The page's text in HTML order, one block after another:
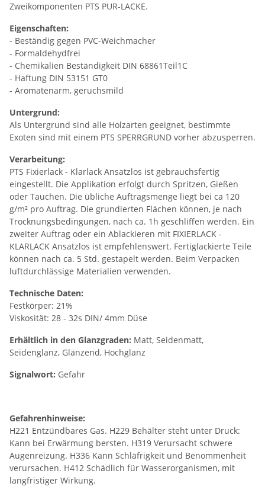
Zweikomponenten PTS PUR-LACKE.
Eigenschaften:
- Beständig gegen PVC-Weichmacher
- Formaldehydfrei
- Chemikalien Beständigkeit DIN 68861Teil1C
- Haftung DIN 53151 GT0
- Aromatenarm, geruchsmild
Untergrund:
Als Untergrund sind alle Holzarten geeignet, bestimmte
Exoten sind mit einem PTS SPERRGRUND vorher abzusperren.
Verarbeitung:
PTS Fixierlack - Klarlack Ansatzlos ist gebrauchsfertig
eingestellt. Die Applikation erfolgt durch Spritzen, Gießen
oder Tauchen. Die übliche Auftragsmenge liegt bei ca 120
g/m² pro Auftrag. Die grundierten Flächen können, je nach
Trocknungsbedingungen, nach ca. 1h geschliffen werden. Ein
zweiter Auftrag oder ein Ablackieren mit FIXIERLACK -
KLARLACK Ansatzlos ist empfehlenswert. Fertiglackierte Teile
können nach ca. 5 Std. gestapelt werden. Beim Verpacken
luftdurchlässige Materialien verwenden.
Technische Daten:
Festkörper: 21%
Viskosität: 28 - 32s DIN/ 4mm Düse
Erhältlich in den Glanzgraden: Matt, Seidenmatt,
Seidenglanz, Glänzend, Hochglanz
Signalwort: Gefahr
Gefahrenhinweise:
H221 Entzündbares Gas. H229 Behälter steht unter Druck:
Kann bei Erwärmung bersten. H319 Verursacht schwere
Augenreizung. H336 Kann Schläfrigkeit und Benommenheit
verursachen. H412 Schädlich für Wasserorganismen, mit
langfristiger Wirkung.